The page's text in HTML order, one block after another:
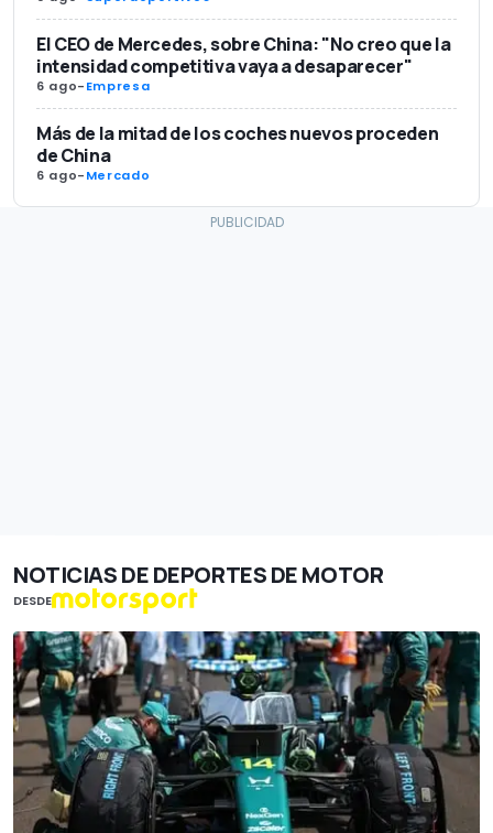
El CEO de Mercedes, sobre China: "No creo que la
intensidad competitiva vaya a desaparecer"
6 ago-Empresa
Más de la mitad de los coches nuevos proceden
de China
6 ago-Mercado
NOTICIAS DE DEPORTES DE MOTOR
DESDE